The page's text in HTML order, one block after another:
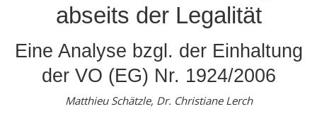
abseits der Legalität
Eine Analyse bzgl. der Einhaltung
der VO (EG) Nr. 1924/2006
Matthieu Schätzle, Dr. Christiane Lerch